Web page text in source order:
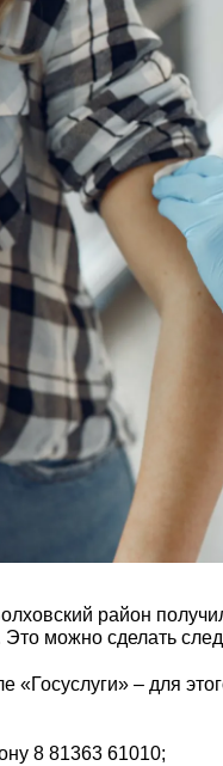
район
Это можно сделать
«Госуслуги» – для
8 81363 61010;